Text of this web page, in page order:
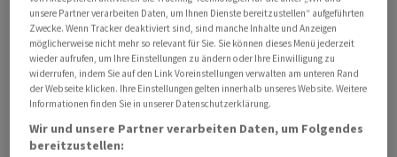
Tiefbau steigert Umsätze
Die grösseren Baubetriebe mit mindestens 20
Beschäftigten setzten im vergangenen Jahr 120,5
Milliarden Euro um - eine Steigerung um 5,0 Prozent im
Vergleich zum Vorjahr. Auch preisbereinigt kletterten
erstmals seit 2020 die Erlöse in der Jahresfrist wieder
unsere Partner verarbeiten Daten, um Ihnen Dienste bereitzustellen“ aufgeführten
Zwecke. Wenn Tracker deaktiviert sind, sind manche Inhalte und Anzeigen
möglicherweise nicht mehr so relevant für Sie. Sie können dieses Menü jederzeit
wieder aufrufen, um Ihre Einstellungen zu ändern oder Ihre Einwilligung zu
widerrufen, indem Sie auf den Link Voreinstellungen verwalten am unteren Rand
der Webseite klicken. Ihre Einstellungen gelten innerhalb unseres Website. Weitere
Informationen finden Sie in unserer Datenschutzerklärung.
Wir und unsere Partner verarbeiten Daten, um Folgendes
bereitzustellen: